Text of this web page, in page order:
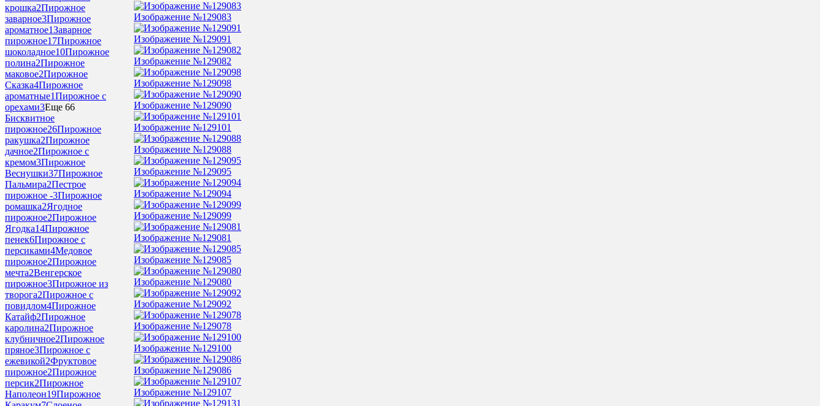
крошка2Пирожное
заварное3Пирожное
ароматное1Заварное
пирожное17Пирожное
шоколадное10Пирожное
полина2Пирожное
маковое2Пирожное
Сказка4Пирожное
ароматные1Пирожное с
орехами3Еще 66
Бисквитное
пирожное26Пирожное
ракушка2Пирожное
дачное2Пирожное с
кремом3Пирожное
Веснушки37Пирожное
Пальмира2Пестрое
пирожное -3Пирожное
ромашка2Ягодное
пирожное2Пирожное
Ягодка14Пирожное
пенек6Пирожное с
персиками4Медовое
пирожное2Пирожное
мечта2Венгерское
пирожное3Пирожное из
творога2Пирожное с
повидлом4Пирожное
Катайф2Пирожное
каролина2Пирожное
клубничное2Пирожное
пряное3Пирожное с
ежевикой2Фруктовое
пирожное2Пирожное
персик2Пирожное
Наполеон19Пирожное
Изображение №129083
Изображение №129091
Изображение №129082
Изображение №129098
Изображение №129090
Изображение №129101
Изображение №129088
Изображение №129095
Изображение №129094
Изображение №129099
Изображение №129081
Изображение №129085
Изображение №129080
Изображение №129092
Изображение №129078
Изображение №129100
Изображение №129086
Изображение №129107